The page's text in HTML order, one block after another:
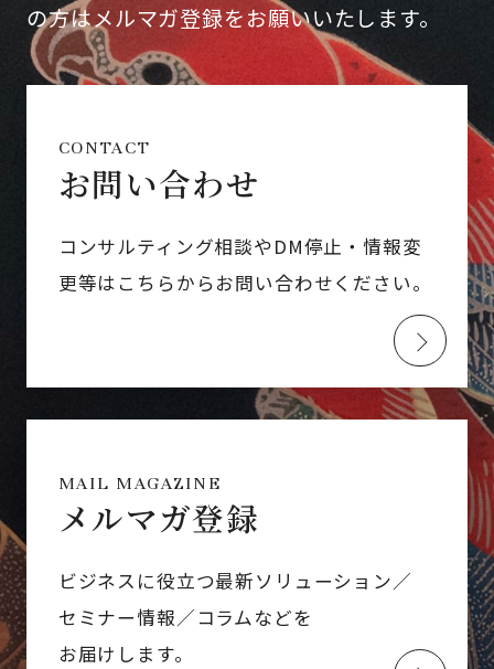
の方はメルマガ登録をお願いいたします。
CONTACT
お問い合わせ
コンサルティング相談やDM停止・情報変
更等はこちらからお問い合わせください。
MAIL MAGAZINE
メルマガ登録
ビジネスに役立つ最新ソリューション／
セミナー情報／コラムなどを
お届けします。